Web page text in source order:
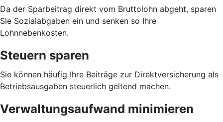
Da der Sparbeitrag direkt vom Bruttolohn abgeht, sparen
Sie Sozialabgaben ein und senken so Ihre
Lohnnebenkosten.
Steuern sparen
Sie können häufig Ihre Beiträge zur Direktversicherung als
Betriebsausgaben steuerlich geltend machen.
Verwaltungsaufwand minimieren